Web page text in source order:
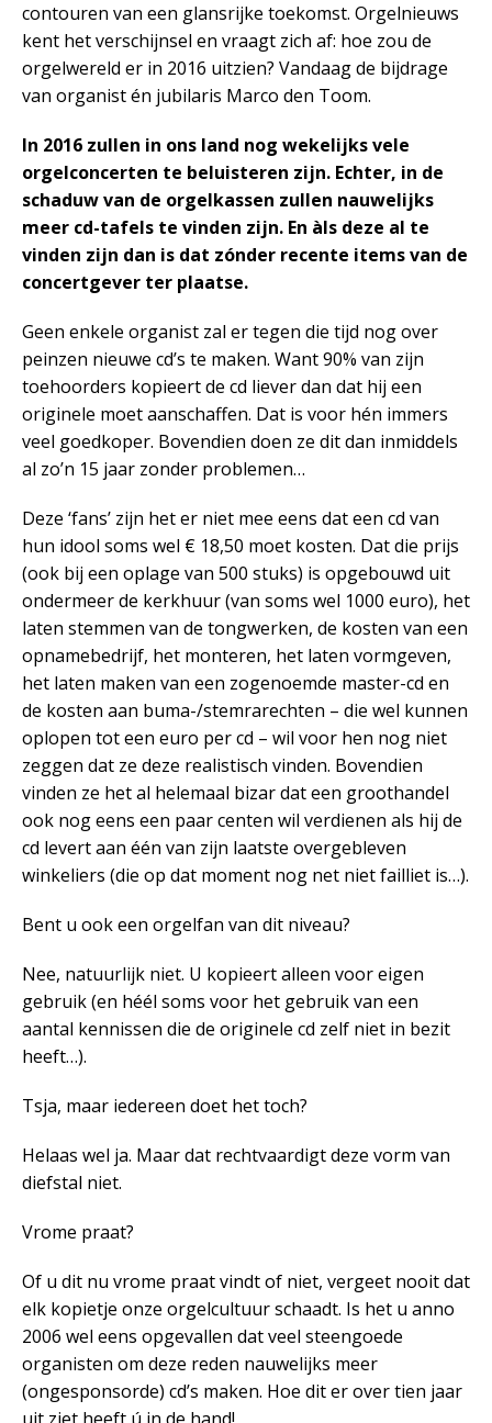
contouren van een glansrijke toekomst. Orgelnieuws
kent het verschijnsel en vraagt zich af: hoe zou de
orgelwereld er in 2016 uitzien? Vandaag de bijdrage
van organist én jubilaris Marco den Toom.
In 2016 zullen in ons land nog wekelijks vele
orgelconcerten te beluisteren zijn. Echter, in de
schaduw van de orgelkassen zullen nauwelijks
meer cd-tafels te vinden zijn. En àls deze al te
vinden zijn dan is dat zónder recente items van de
concertgever ter plaatse.
Geen enkele organist zal er tegen die tijd nog over
peinzen nieuwe cd’s te maken. Want 90% van zijn
toehoorders kopieert de cd liever dan dat hij een
originele moet aanschaffen. Dat is voor hén immers
veel goedkoper. Bovendien doen ze dit dan inmiddels
al zo’n 15 jaar zonder problemen…
Deze ‘fans’ zijn het er niet mee eens dat een cd van
hun idool soms wel € 18,50 moet kosten. Dat die prijs
(ook bij een oplage van 500 stuks) is opgebouwd uit
ondermeer de kerkhuur (van soms wel 1000 euro), het
laten stemmen van de tongwerken, de kosten van een
opnamebedrijf, het monteren, het laten vormgeven,
het laten maken van een zogenoemde master-cd en
de kosten aan buma-/stemrarechten – die wel kunnen
oplopen tot een euro per cd – wil voor hen nog niet
zeggen dat ze deze realistisch vinden. Bovendien
vinden ze het al helemaal bizar dat een groothandel
ook nog eens een paar centen wil verdienen als hij de
cd levert aan één van zijn laatste overgebleven
winkeliers (die op dat moment nog net niet failliet is…).
Bent u ook een orgelfan van dit niveau?
Nee, natuurlijk niet. U kopieert alleen voor eigen
gebruik (en héél soms voor het gebruik van een
aantal kennissen die de originele cd zelf niet in bezit
heeft…).
Tsja, maar iedereen doet het toch?
Helaas wel ja. Maar dat rechtvaardigt deze vorm van
diefstal niet.
Vrome praat?
Of u dit nu vrome praat vindt of niet, vergeet nooit dat
elk kopietje onze orgelcultuur schaadt. Is het u anno
2006 wel eens opgevallen dat veel steengoede
organisten om deze reden nauwelijks meer
(ongesponsorde) cd’s maken. Hoe dit er over tien jaar